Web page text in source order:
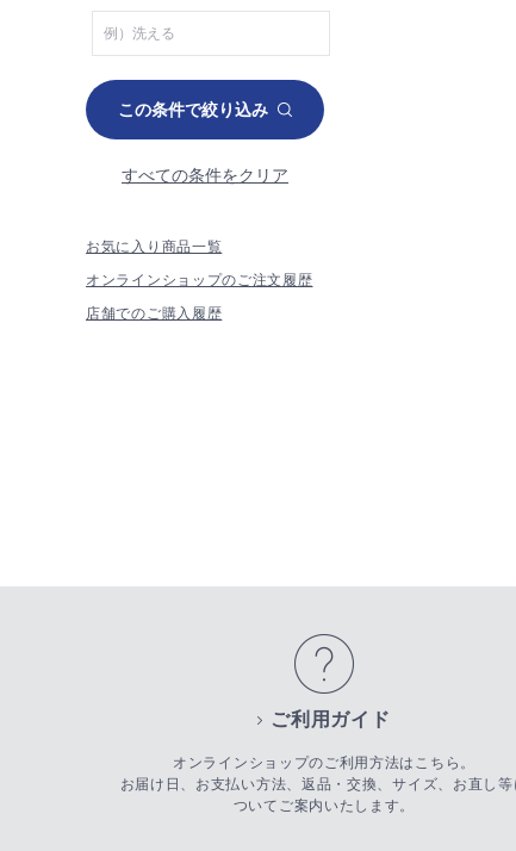
この条件で絞り込み
すべての条件をクリア
お気に入り商品一覧
オンラインショップのご注文履歴
店舗でのご購入履歴
ご利用ガイド
オンラインショップのご利用方法はこちら。
お届け日、お支払い方法、返品・交換、サイズ、お直し等
ついてご案内いたします。